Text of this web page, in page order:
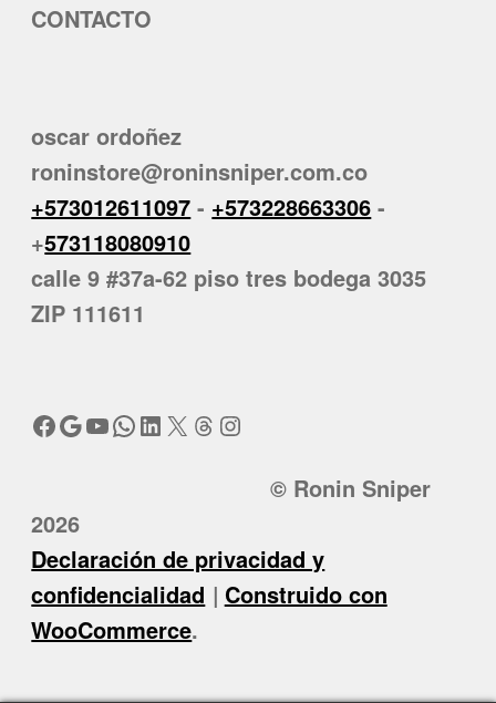
CONTACTO
oscar ordoñez
roninstore@roninsniper.com.co
+573012611097 - +573228663306 -
+573118080910
calle 9 #37a-62 piso tres bodega 3035
ZIP 111611
Facebook
Google
YouTube
WhatsApp
LinkedIn
X Threads
Instagram
© Ronin Sniper
2026
Declaración de privacidad y
confidencialidad
Construido con
WooCommerce.